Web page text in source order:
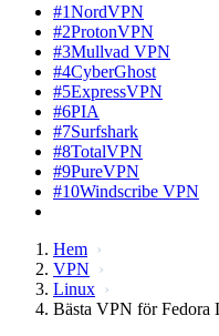
#1NordVPN
#2ProtonVPN
#3Mullvad VPN
#4CyberGhost
#5ExpressVPN
#6PIA
#7Surfshark
#8TotalVPN
#9PureVPN
#10Windscribe VPN
Hem
VPN
Linux
Bästa VPN för Fedora